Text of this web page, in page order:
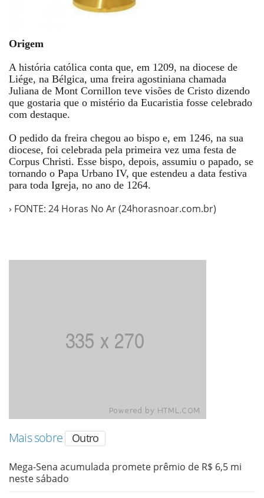
Origem
A história católica conta que, em 1209, na diocese de
Liége, na Bélgica, uma freira agostiniana chamada
Juliana de Mont Cornillon teve visões de Cristo dizendo
que gostaria que o mistério da Eucaristia fosse celebrado
com destaque.
O pedido da freira chegou ao bispo e, em 1246, na sua
diocese, foi celebrada pela primeira vez uma festa de
Corpus Christi. Esse bispo, depois, assumiu o papado, se
tornando o Papa Urbano IV, que estendeu a data festiva
para toda Igreja, no ano de 1264.
› FONTE: 24 Horas No Ar (24horasnoar.com.br)
Mais sobre Outro
Mega-Sena acumulada promete prêmio de R$ 6,5 mi
neste sábado